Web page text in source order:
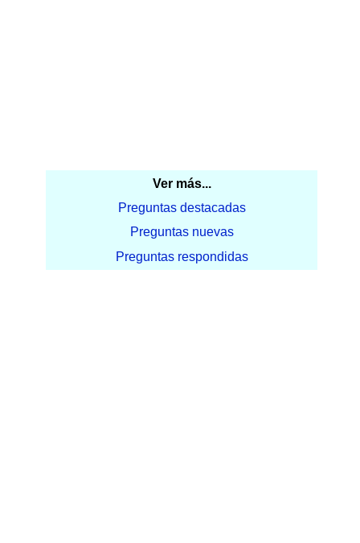
Ver más...
Preguntas destacadas
Preguntas nuevas
Preguntas respondidas